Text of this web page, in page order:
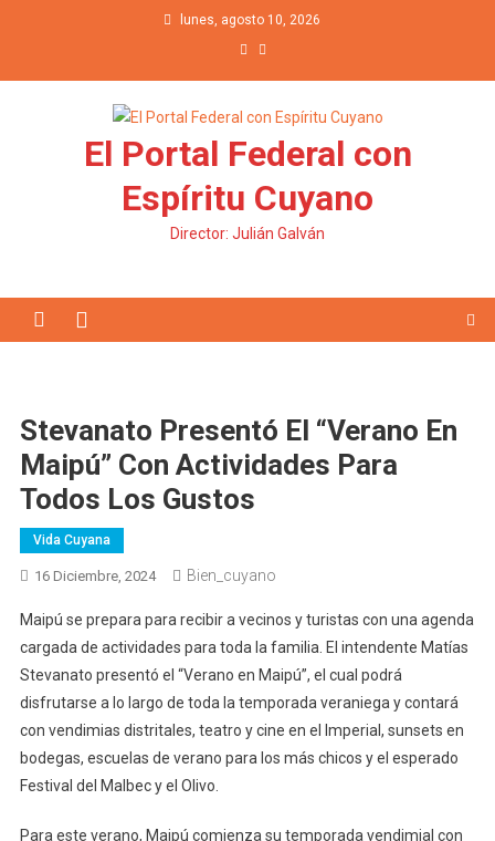
lunes, agosto 10, 2026
El Portal Federal con
Espíritu Cuyano
Director: Julián Galván
Stevanato Presentó El “Verano En
Maipú” Con Actividades Para
Todos Los Gustos
Vida Cuyana
16 Diciembre, 2024 Bien_cuyano
Maipú se prepara para recibir a vecinos y turistas con una agenda
cargada de actividades para toda la familia. El intendente Matías
Stevanato presentó el “Verano en Maipú”, el cual podrá
disfrutarse a lo largo de toda la temporada veraniega y contará
con vendimias distritales, teatro y cine en el Imperial, sunsets en
bodegas, escuelas de verano para los más chicos y el esperado
Festival del Malbec y el Olivo.
Para este verano, Maipú comienza su temporada vendimial con